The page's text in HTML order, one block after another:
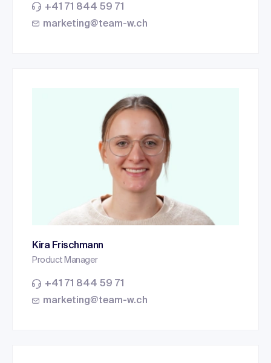
+41 71 844 59 71
marketing@team-w.ch
Kira Frischmann
Product Manager
+41 71 844 59 71
marketing@team-w.ch